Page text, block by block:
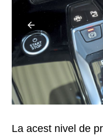
La acest nivel de